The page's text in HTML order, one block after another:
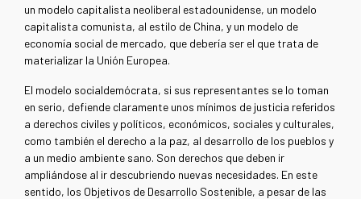
un modelo capitalista neoliberal estadounidense, un modelo
capitalista comunista, al estilo de China, y un modelo de
economía social de mercado, que debería ser el que trata de
materializar la Unión Europea.
El modelo socialdemócrata, si sus representantes se lo toman
en serio, defiende claramente unos mínimos de justicia referidos
a derechos civiles y políticos, económicos, sociales y culturales,
como también el derecho a la paz, al desarrollo de los pueblos y
a un medio ambiente sano. Son derechos que deben ir
ampliándose al ir descubriendo nuevas necesidades. En este
sentido, los Objetivos de Desarrollo Sostenible, a pesar de las